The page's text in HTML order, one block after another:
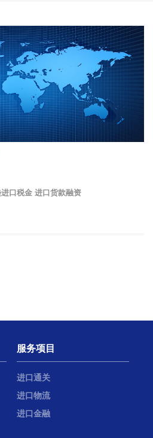
口税金 进口货款融资
服务项目
进口通关
进口物流
进口金融